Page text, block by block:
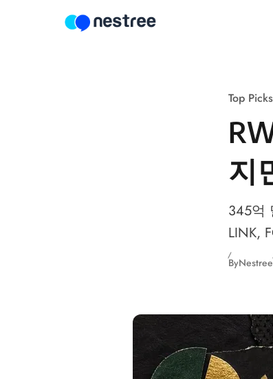
Top Picks
지
345억
LINK,
ByNestree